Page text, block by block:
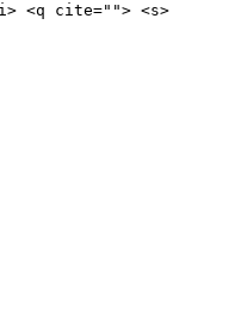
<q cite=""> <s>